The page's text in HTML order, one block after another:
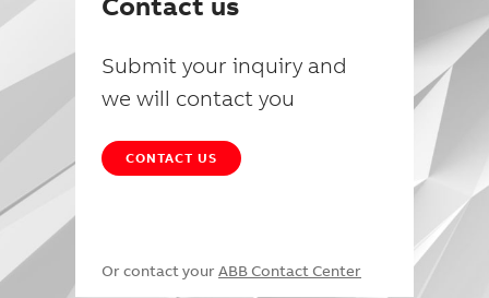
Submit your inquiry and
we will contact you
CONTACT US
Or contact your ABB Contact Center